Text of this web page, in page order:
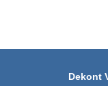
Dekont